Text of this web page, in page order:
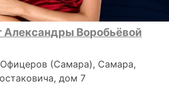
Александры Воробьёвой
(Самара), Самара,
дом 7